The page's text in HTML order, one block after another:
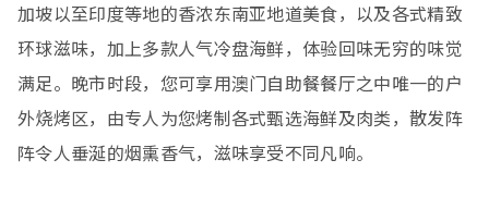
加坡以至印度等地的香浓东南亚地道美食，以及各式精致
环球滋味，加上多款人气冷盘海鲜，体验回味无穷的味觉
满足。晚市时段，您可享用澳门自助餐餐厅之中唯一的户
外烧烤区，由专人为您烤制各式甄选海鲜及肉类，散发阵
阵令人垂涎的烟熏香气，滋味享受不同凡响。